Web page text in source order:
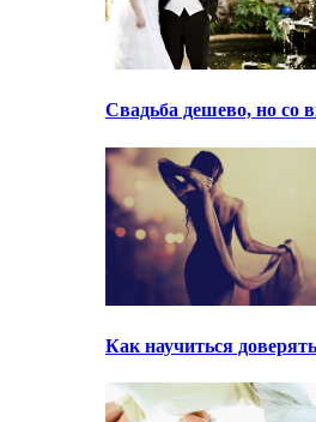
Свадьба дешево, но со
Как научиться